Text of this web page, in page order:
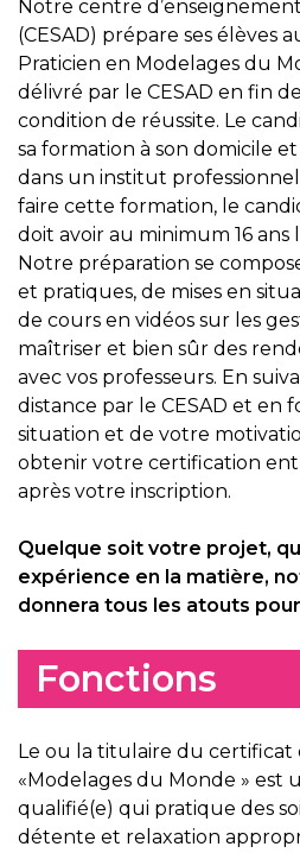
Notre centre
(CESAD) prépare ses élèves
Praticien en Modelages du
délivré par le CESAD en fin
condition de réussite. Le
sa formation à son domicile
dans un institut
faire cette formation, le
doit avoir au minimum 16 ans
Notre préparation se
et pratiques, de mises en
de cours en vidéos sur les
maîtriser et bien sûr des
avec vos professeurs. En
distance par le CESAD et en
situation et de votre
obtenir votre certification
après votre inscription.
Quelque soit votre projet,
expérience en la matière,
donnera tous les atouts
Fonctions
Le ou la titulaire du certificat
«Modelages du Monde » est
qualifié(e) qui pratique des
détente et relaxation